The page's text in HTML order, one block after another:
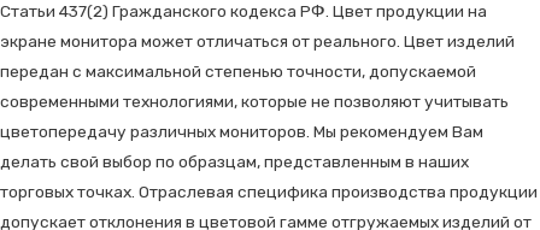
Статьи 437(2) Гражданского кодекса РФ. Цвет продукции на
экране монитора может отличаться от реального. Цвет изделий
передан с максимальной степенью точности, допускаемой
современными технологиями, которые не позволяют учитывать
цветопередачу различных мониторов. Мы рекомендуем Вам
делать свой выбор по образцам, представленным в наших
торговых точках. Отраслевая специфика производства продукции
допускает отклонения в цветовой гамме отгружаемых изделий от